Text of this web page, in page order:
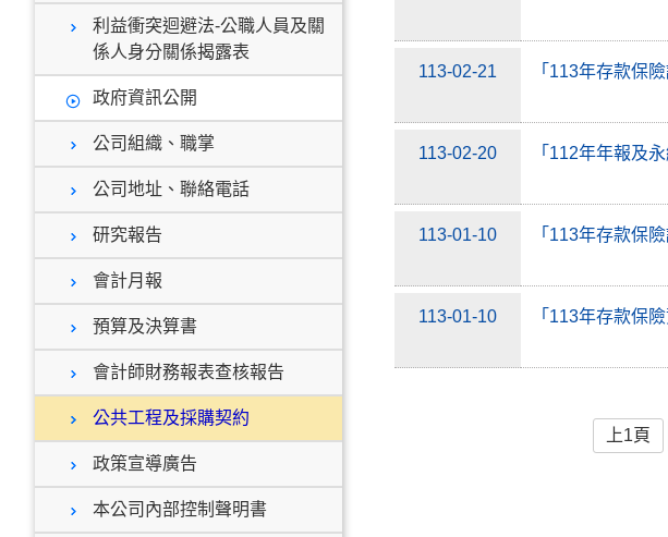
利益衝突迴避法-公職人員及關
係人身分關係揭露表
政府資訊公開
公司組織、職掌
公司地址、聯絡電話
研究報告
會計月報
預算及決算書
會計師財務報表查核報告
公共工程及採購契約
政策宣導廣告
本公司內部控制聲明書
113-02-21 「113年存款保
113-02-20 「112年年報及
113-01-10 「113年存款保
113-01-10 「113年存款保
上1頁